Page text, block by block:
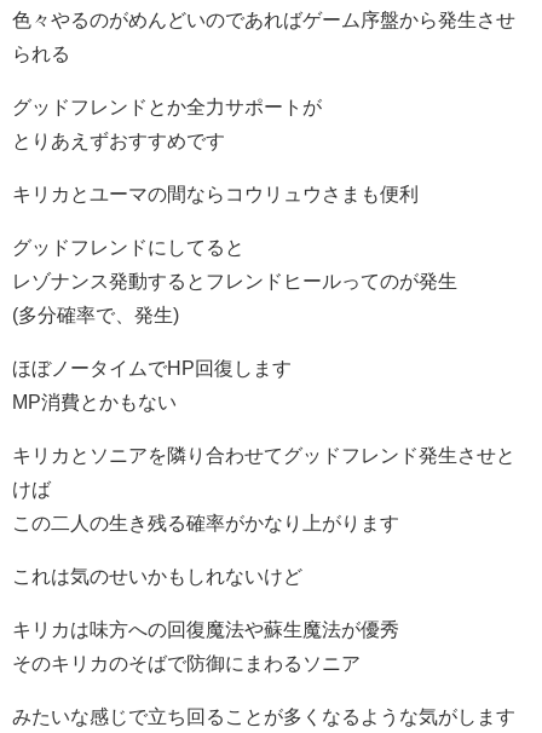
色々やるのがめんどいのであればゲーム序盤から発生させ
られる
グッドフレンドとか全力サポートが
とりあえずおすすめです
キリカとユーマの間ならコウリュウさまも便利
グッドフレンドにしてると
レゾナンス発動するとフレンドヒールってのが発生
(多分確率で、発生)
ほぼノータイムでHP回復します
MP消費とかもない
キリカとソニアを隣り合わせてグッドフレンド発生させと
けば
この二人の生き残る確率がかなり上がります
これは気のせいかもしれないけど
キリカは味方への回復魔法や蘇生魔法が優秀
そのキリカのそばで防御にまわるソニア
みたいな感じで立ち回ることが多くなるような気がします